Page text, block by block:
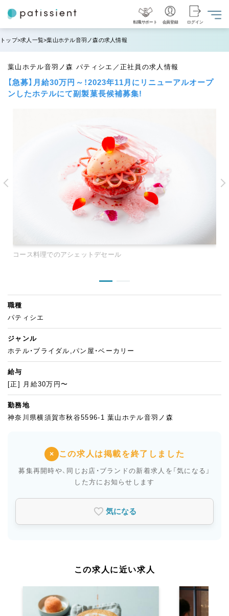
転職サポート 会員登録 ログイン
トップ 求人一覧 葉山ホテル音羽ノ森の求人情報
葉山ホテル音羽ノ森 パティシエ／正社員の求人情報
【急募】月給30万円～！2023年11月にリニューアルオープ
ンしたホテルにて副製菓長候補募集!
コース料理でのアシェットデセール
職種
パティシエ
ジャンル
ホテル・ブライダル,パン屋・ベーカリー
給与
[正] 月給30万円〜
勤務地
神奈川県横須賀市秋谷5596-1 葉山ホテル音羽ノ森
× この求人は掲載を終了しました
募集再開時や、同じお店・ブランドの新着求人を 「気になる」
した方にお知らせします
気になる
この求人に近い求人